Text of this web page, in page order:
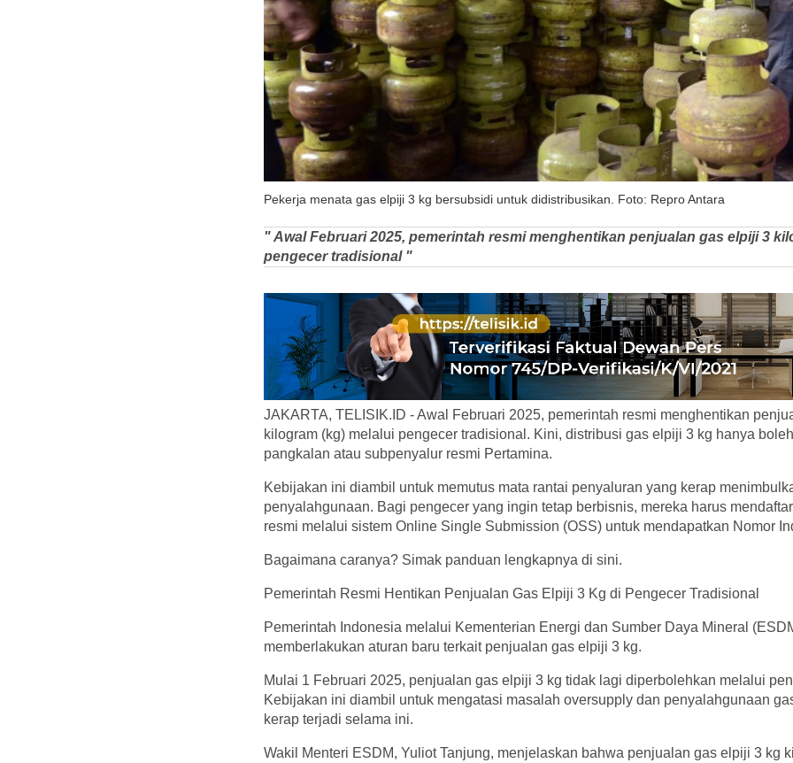
Pekerja menata gas elpiji 3 kg bersubsidi untuk didistribusikan. Foto: Repro Antara
" Awal Februari 2025, pemerintah resmi menghentikan penjualan gas elpiji 3
pengecer tradisional "
JAKARTA, TELISIK.ID - Awal Februari 2025, pemerintah resmi menghentikan
kilogram (kg) melalui pengecer tradisional. Kini, distribusi gas elpiji 3 kg hanya
pangkalan atau subpenyalur resmi Pertamina.
Kebijakan ini diambil untuk memutus mata rantai penyaluran yang kerap
penyalahgunaan. Bagi pengecer yang ingin tetap berbisnis, mereka harus
resmi melalui sistem Online Single Submission (OSS) untuk mendapatkan Nomor
Bagaimana caranya? Simak panduan lengkapnya di sini.
Pemerintah Resmi Hentikan Penjualan Gas Elpiji 3 Kg di Pengecer Tradisional
Pemerintah Indonesia melalui Kementerian Energi dan Sumber Daya Mineral
memberlakukan aturan baru terkait penjualan gas elpiji 3 kg.
Mulai 1 Februari 2025, penjualan gas elpiji 3 kg tidak lagi diperbolehkan melalui
Kebijakan ini diambil untuk mengatasi masalah oversupply dan penyalahgunaan
kerap terjadi selama ini.
Wakil Menteri ESDM, Yuliot Tanjung, menjelaskan bahwa penjualan gas elpiji 3 kg